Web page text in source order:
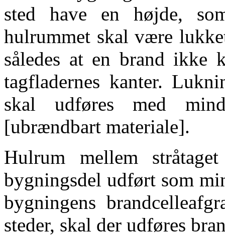
sted have en højde,
hulrummet skal være
således at en brand ikke
tagfladernes kanter.
skal udføres med
[ubrændbart materiale].
Hulrum mellem
bygningsdel udført som
bygningens
steder, skal der udføres